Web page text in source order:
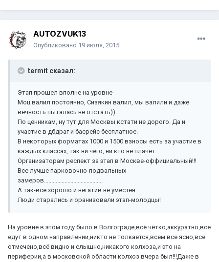
AUTOZVUK13
Опубликовано 19 июля, 2015
termit сказал:
Этап прошел вполне на уровне-
Моц валил постоянно, Сизякин валил, мы валили и даже
вечность пыталась не отстать)).
По ценникам, ну тут для Москвы кстати не дорого. Да и
участие в дбдраг и басрейс бесплатное.
В некоторых форматах 1000 и 1500 взносы есть за участие в
каждых классах, так ни чего, ни кто не плачет.
Организаторам респект за этап в Москве-оффициальный!!!
Все лучше парковочно-подвальных
замеров........................................
А так-все хорошо и негатив не уместен.
Люди старались и оранизовали этап-молодцы!
На уровне в этом году было в Волгограде,всё чётко,аккуратно,все
едут в одном направлении,никто не толкается,всем всё ясно,всё
отмечено,всё видно и слышно,никакого колхоза,и это на
периферии,а в московской области колхоз вчера был!!!Даже в